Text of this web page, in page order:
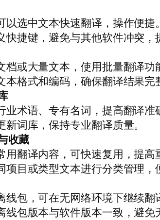
以选中文本快速翻译，操作便捷。
快捷键，避免与其他软件冲突，
档或大量文本，使用批量翻译功
本格式和编码，确保翻译结果完
业术语、专有名词，提高翻译准
新词库，保持专业翻译质量。
收藏
用翻译内容，可快速复用，提高
项目或类型文本进行分类管理，
线包，可在无网络环境下继续翻
线包版本与软件版本一致，避免